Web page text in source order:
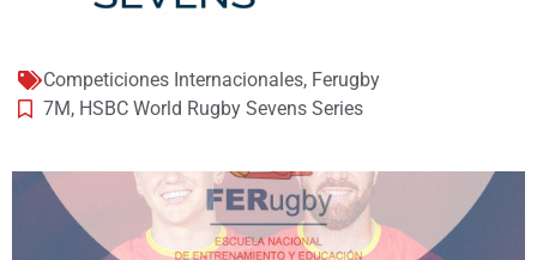
Competiciones Internacionales, Ferugby
7M, HSBC World Rugby Sevens Series